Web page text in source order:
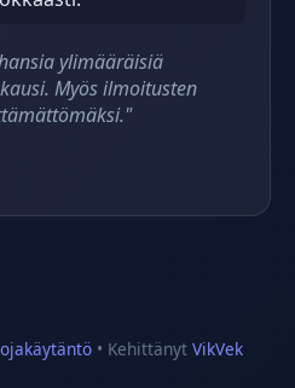
ylimääräisiä
Myös ilmoitusten
• Kehittänyt VikVek